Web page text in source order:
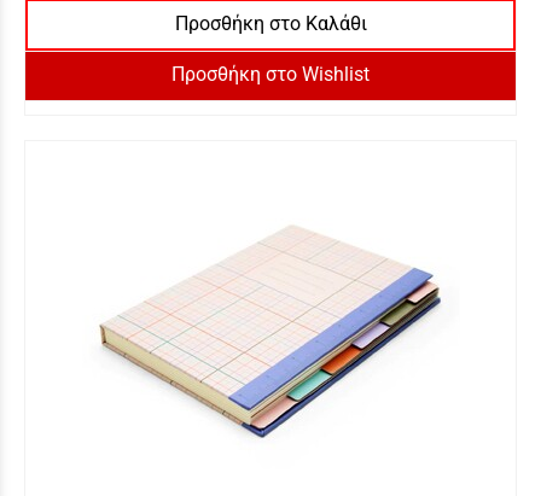
Προσθήκη στο Καλάθι
Προσθήκη στο Wishlist